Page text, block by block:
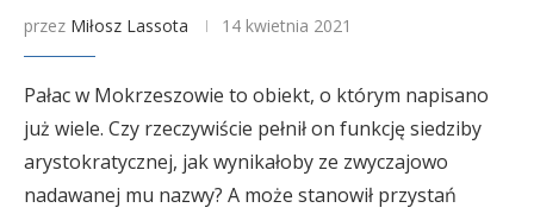
przez Miłosz Lassota 14 kwietnia 2021
Pałac w Mokrzeszowie to obiekt, o którym napisano
już wiele. Czy rzeczywiście pełnił on funkcję siedziby
arystokratycznej, jak wynikałoby ze zwyczajowo
nadawanej mu nazwy? A może stanowił przystań